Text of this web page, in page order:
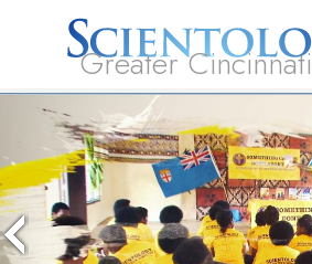
Greater Cincinnati
Nosotros
Hubbard